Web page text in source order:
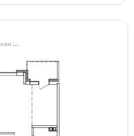
Пушкарь, дома № 1, 2, 3